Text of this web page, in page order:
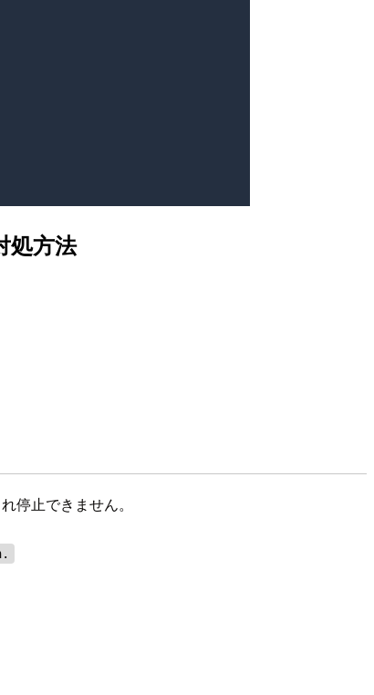
処方法
停止できません。